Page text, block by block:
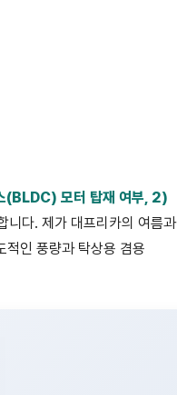
(BLDC) 모터 탑재 여부, 2)
니다. 제가 대프리카의 여름과
적인 풍량과 탁상용 겸용